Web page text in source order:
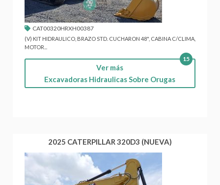
CAT00320HRXH00387
(V) KIT HIDRAULICO, BRAZO STD. CUCHARON 48", CABINA C/CLIMA,
MOTOR...
15
Ver más
Excavadoras Hidraulicas Sobre Orugas
2025 CATERPILLAR 320D3 (NUEVA)